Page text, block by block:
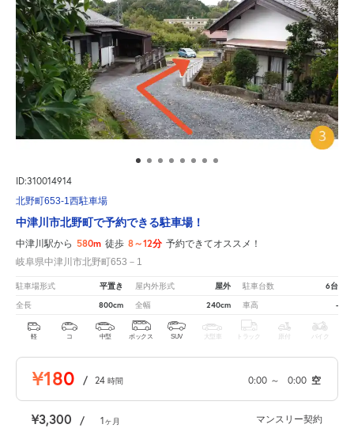
ID:310014914
北野町653-1西駐車場
中津川市北野町で予約できる駐車場！
中津川駅から 580m 徒歩 8～12分 予約できてオススメ！
岐阜県中津川市北野町653－1
駐車場形式 平置き 屋内外形式 屋外 駐車台数 6台
全長 800cm 全幅 240cm 車高 -
軽 コ 中型 ボックス SUV 大型車 トラック 原付 バイク
¥180 / 24 時間 0:00 ～ 0:00 空
¥3,300 / 1ヶ月 マンスリー契約